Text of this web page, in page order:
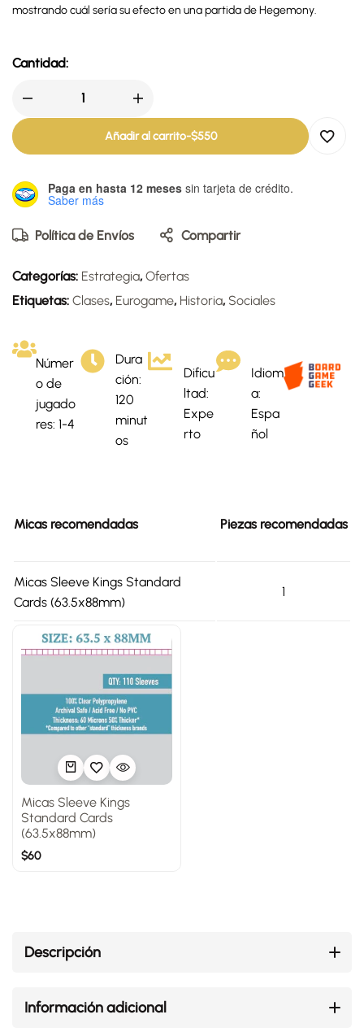
mostrando cuál sería su efecto en una partida de Hegemony.
Cantidad:
Añadir al carrito-$550
Paga en hasta 12 meses sin tarjeta de crédito.
Saber más
Política de Envíos Compartir
Categorías: Estrategia, Ofertas
Etiquetas: Clases, Eurogame, Historia, Sociales
Númer
o de
jugado
res: 1-4
Dura
ción:
120
minut
os
Dificu
ltad:
Expe
rto
Idiom
a:
Espa
ñol
Micas recomendadas Piezas recomendadas
Micas Sleeve Kings Standard
Cards (63.5x88mm)
1
Micas Sleeve Kings
Standard Cards
(63.5x88mm)
$60
Descripción
Información adicional